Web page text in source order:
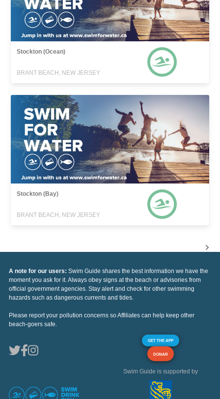
Stockton (Ocean)
BRANT BEACH, NEW JERSEY
Stockton (Bay)
BRANT BEACH, NEW JERSEY
A note for our users: Swim Guide shares the best information we have the
moment you ask for it. Always obey signs at the beach or advisories from
official government agencies. Stay alert and check for other swimming
hazards such as dangerous currents and tides.
Please report your pollution concerns so Affiliates can help keep other
beach-goers safe.
GET THE APP
DONAR
Swim Guide is supported by